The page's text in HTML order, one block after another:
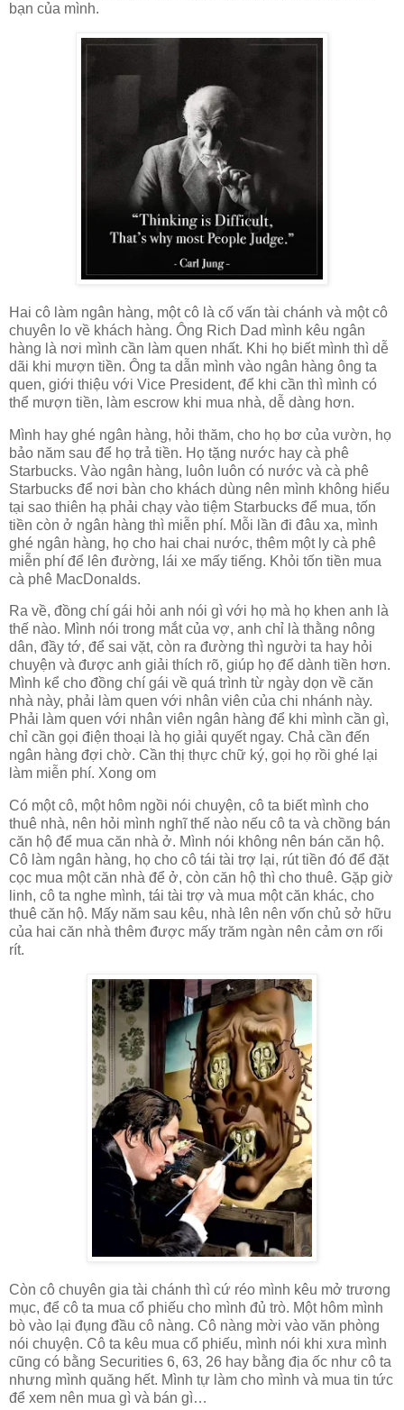
bạn của mình.
Hai cô làm ngân hàng, một cô là cố vấn tài chánh và một cô
chuyên lo về khách hàng. Ông Rich Dad mình kêu ngân
hàng là nơi mình cần làm quen nhất. Khi họ biết mình thì dễ
dãi khi mượn tiền. Ông ta dẫn mình vào ngân hàng ông ta
quen, giới thiệu với Vice President, để khi cần thì mình có
thể mượn tiền, làm escrow khi mua nhà, dễ dàng hơn.
Mình hay ghé ngân hàng, hỏi thăm, cho họ bơ của vườn, họ
bảo năm sau để họ trả tiền. Họ tặng nước hay cà phê
Starbucks. Vào ngân hàng, luôn luôn có nước và cà phê
Starbucks để nơi bàn cho khách dùng nên mình không hiểu
tại sao thiên hạ phải chạy vào tiệm Starbucks để mua, tốn
tiền còn ở ngân hàng thì miễn phí. Mỗi lần đi đâu xa, mình
ghé ngân hàng, họ cho hai chai nước, thêm một ly cà phê
miễn phí để lên đường, lái xe mấy tiếng. Khỏi tốn tiền mua
cà phê MacDonalds.
Ra về, đồng chí gái hỏi anh nói gì với họ mà họ khen anh là
thế nào. Mình nói trong mắt của vợ, anh chỉ là thằng nông
dân, đầy tớ, để sai vặt, còn ra đường thì người ta hay hỏi
chuyện và được anh giải thích rõ, giúp họ để dành tiền hơn.
Mình kể cho đồng chí gái về quá trình từ ngày dọn về căn
nhà này, phải làm quen với nhân viên của chi nhánh này.
Phải làm quen với nhân viên ngân hàng để khi mình cần gì,
chỉ cần gọi điện thoại là họ giải quyết ngay. Chả cần đến
ngân hàng đợi chờ. Cần thị thực chữ ký, gọi họ rồi ghé lại
làm miễn phí. Xong om
Có một cô, một hôm ngồi nói chuyện, cô ta biết mình cho
thuê nhà, nên hỏi mình nghĩ thế nào nếu cô ta và chồng bán
căn hộ để mua căn nhà ở. Mình nói không nên bán căn hộ.
Cô làm ngân hàng, họ cho cô tái tài trợ lại, rút tiền đó để đặt
cọc mua một căn nhà để ở, còn căn hộ thì cho thuê. Gặp giờ
linh, cô ta nghe mình, tái tài trợ và mua một căn khác, cho
thuê căn hộ. Mấy năm sau kêu, nhà lên nên vốn chủ sở hữu
của hai căn nhà thêm được mấy trăm ngàn nên cảm ơn rối
rít.
Còn cô chuyên gia tài chánh thì cứ réo mình kêu mở trương
mục, để cô ta mua cổ phiếu cho mình đủ trò. Một hôm mình
bò vào lại đụng đầu cô nàng. Cô nàng mời vào văn phòng
nói chuyện. Cô ta kêu mua cổ phiếu, mình nói khi xưa mình
cũng có bằng Securities 6, 63, 26 hay bằng địa ốc như cô ta
nhưng mình quăng hết. Mình tự làm cho mình và mua tin tức
để xem nên mua gì và bán gì…